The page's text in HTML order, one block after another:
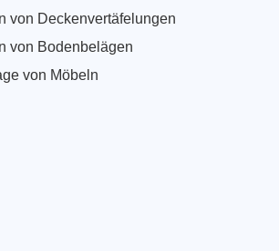
von Deckenvertäfelungen
von Bodenbelägen
von Möbeln